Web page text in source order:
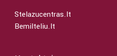
Stelazucentras.lt
Bemilteliu.lt